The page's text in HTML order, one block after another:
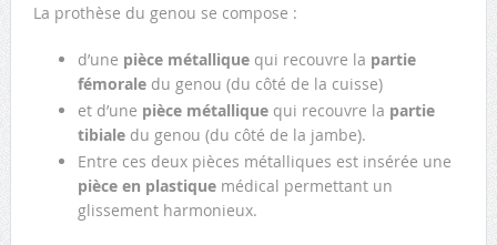
La prothèse du genou se compose :
d’une pièce métalliquequi recouvre la partie
fémoraledu genou (du côté de la cuisse)
et d’une pièce métalliquequi recouvre la partie
tibialedu genou (du côté de la jambe).
Entre ces deux pièces métalliques est insérée une
pièce en plastiquemédical permettant un
glissement harmonieux.